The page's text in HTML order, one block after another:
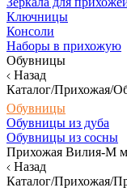
Ключницы
Консоли
Наборы в прихожую
Обувницы
Назад
Каталог/Прихожая/
Обувницы
Обувницы из дуба
Обувницы из сосны
Прихожая Вилия-М
Назад
Каталог/Прихожая/